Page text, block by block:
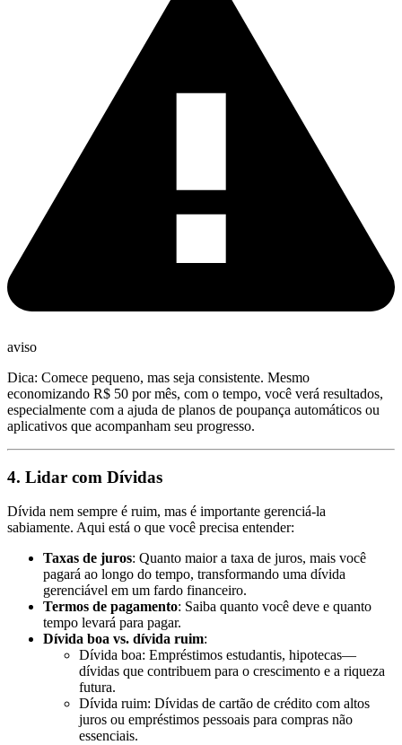
aviso
Dica: Comece pequeno, mas seja consistente. Mesmo
economizando R$ 50 por mês, com o tempo, você verá resultados,
especialmente com a ajuda de planos de poupança automáticos ou
aplicativos que acompanham seu progresso.
4. Lidar com Dívidas
Dívida nem sempre é ruim, mas é importante gerenciá-la
sabiamente. Aqui está o que você precisa entender:
Taxas de juros: Quanto maior a taxa de juros, mais você
pagará ao longo do tempo, transformando uma dívida
gerenciável em um fardo financeiro.
Termos de pagamento: Saiba quanto você deve e quanto
tempo levará para pagar.
Dívida boa vs. dívida ruim:
Dívida boa: Empréstimos estudantis, hipotecas—
dívidas que contribuem para o crescimento e a riqueza
futura.
Dívida ruim: Dívidas de cartão de crédito com altos
juros ou empréstimos pessoais para compras não
essenciais.